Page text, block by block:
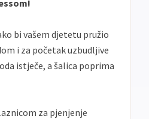
bi vašem djetetu pružio
i za početak uzbudljive
istječe, a šalica poprima
za pjenjenje